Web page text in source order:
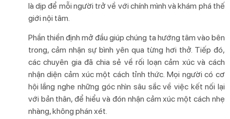
là dịp để mỗi người trở về với chính mình và khám phá thế
giới nội tâm.
Phần thiền định mở đầu giúp chúng ta hướng tâm vào bên
trong, cảm nhận sự bình yên qua từng hơi thở. Tiếp đó,
các chuyên gia đã chia sẻ về rối loạn cảm xúc và cách
nhận diện cảm xúc một cách tỉnh thức. Mọi người có cơ
hội lắng nghe những góc nhìn sâu sắc về việc kết nối lại
với bản thân, để hiểu và đón nhận cảm xúc một cách nhẹ
nhàng, không phán xét.